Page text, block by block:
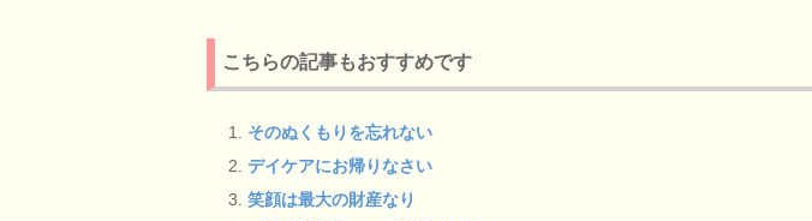
こちらの記事もおすすめです
そのぬくもりを忘れない
デイケアにお帰りなさい
笑顔は最大の財産なり